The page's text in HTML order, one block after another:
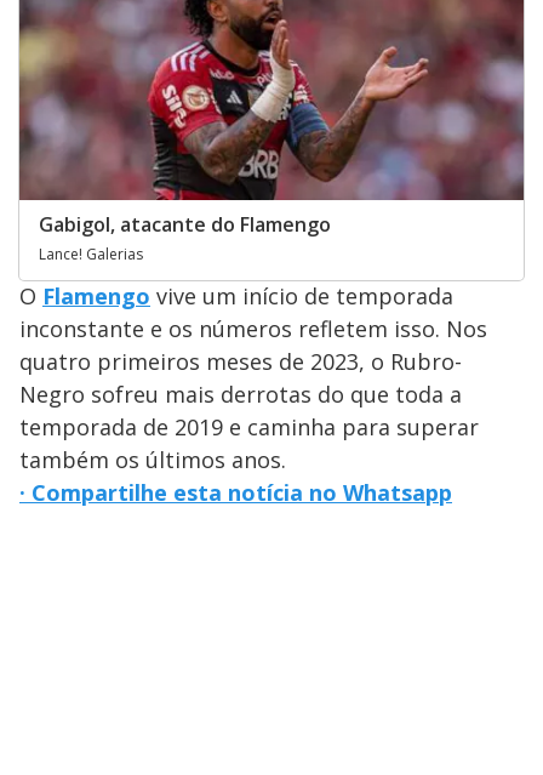
Gabigol, atacante do Flamengo
Lance! Galerias
O Flamengo vive um início de temporada
inconstante e os números refletem isso. Nos
quatro primeiros meses de 2023, o Rubro-
Negro sofreu mais derrotas do que toda a
temporada de 2019 e caminha para superar
também os últimos anos.
· Compartilhe esta notícia no Whatsapp